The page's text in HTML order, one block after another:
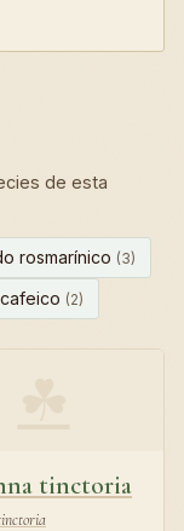
de esta
rosmarínico (3)
(2)
tinctoria